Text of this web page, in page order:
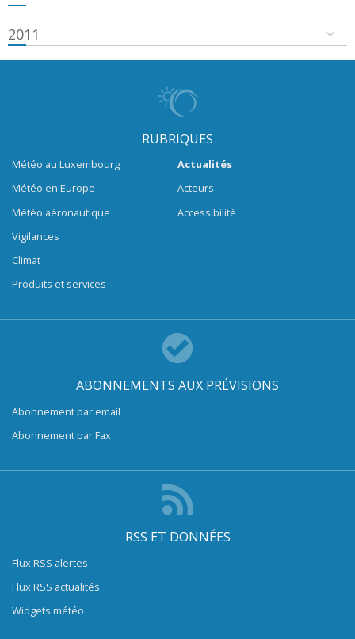
2011
RUBRIQUES
Météo au Luxembourg
Météo en Europe
Météo aéronautique
Vigilances
Climat
Produits et services
Actualités
Acteurs
Accessibilité
ABONNEMENTS AUX PRÉVISIONS
Abonnement par email
Abonnement par Fax
RSS ET DONNÉES
Flux RSS alertes
Flux RSS actualités
Widgets météo